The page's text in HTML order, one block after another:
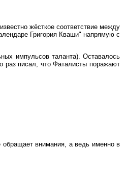
жёсткое соответствие между
Григория Кваши" напрямую с
импульсов таланта). Оставалось
раз писал, что Фаталисты поражают
обращает внимания, а ведь именно в